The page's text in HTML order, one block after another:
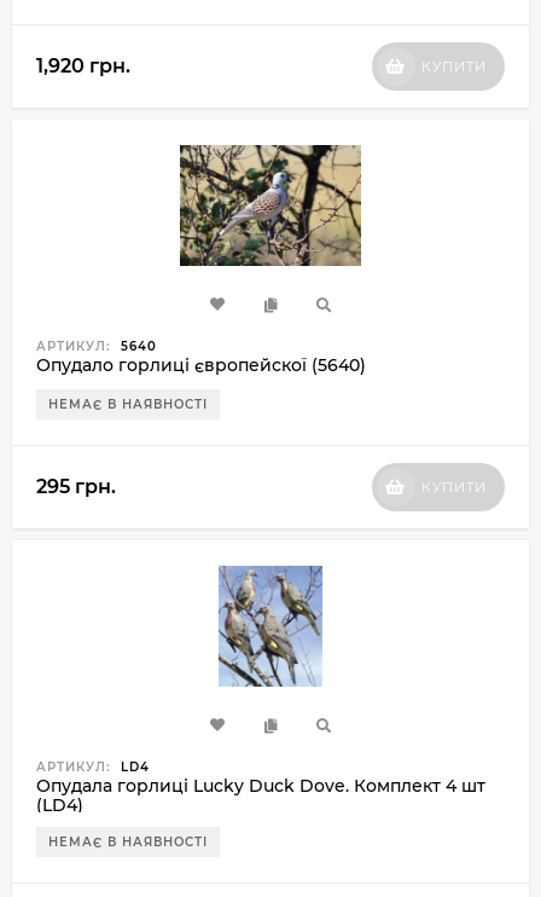
1,920 грн. КУПИТИ
АРТИКУЛ: 5640
Опудало горлиці європейскої (5640)
НЕМАЄ В НАЯВНОСТІ
295 грн. КУПИТИ
АРТИКУЛ: LD4
Опудала горлиці Lucky Duck Dove. Комплект 4 шт
(LD4)
НЕМАЄ В НАЯВНОСТІ